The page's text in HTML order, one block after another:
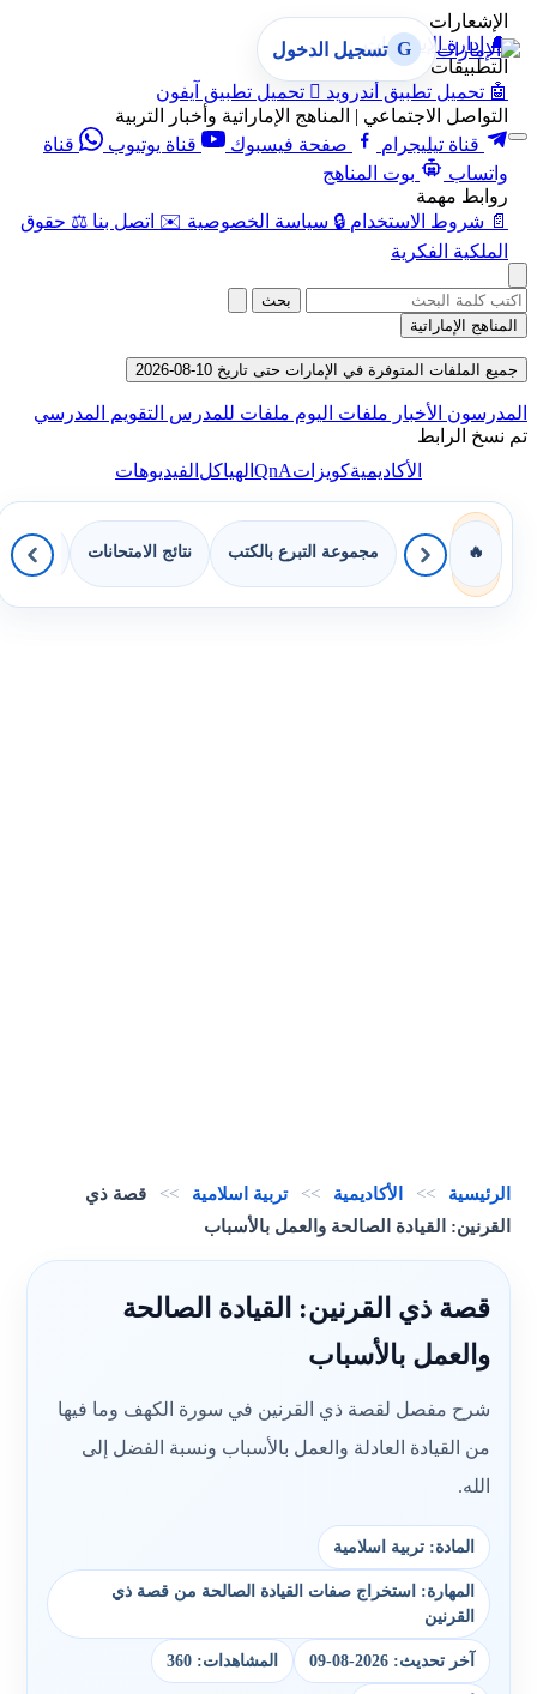
الإشعارات
🔔 إدارة الإشعارات
التطبيقات
🤖 تحميل تطبيق أندرويد  تحميل تطبيق آيفون
التواصل الاجتماعي | المناهج الإماراتية وأخبار التربية
قناة تيليجرام
صفحة فيسبوك قناة يوتيوب
قناة
واتساب
بوت المناهج
روابط مهمة
📄 شروط الاستخدام 🔒 سياسة الخصوصية ✉️ اتصل بنا ⚖️ حقوق
الملكية الفكرية
G تسجيل الدخول
بحث
المناهج الإماراتية
جميع الملفات المتوفرة في الإمارات حتى تاريخ 10-08-2026
المدرسون الأخبار ملفات اليوم ملفات للمدرس التقويم المدرسي
تم نسخ الرابط
الأكاديميةكويزاتQnAالهياكلالفيديوهات
🔥 مجموعة التبرع بالكتب نتائج الامتحانات
الرئيسية >> الأكاديمية >> تربية اسلامية >>
قصة ذي
القرنين: القيادة الصالحة والعمل بالأسباب
قصة ذي القرنين: القيادة الصالحة
والعمل بالأسباب
شرح مفصل لقصة ذي القرنين في سورة الكهف وما فيها
من القيادة العادلة والعمل بالأسباب ونسبة الفضل إلى
الله.
المادة: تربية اسلامية
المهارة: استخراج صفات القيادة الصالحة من قصة ذي
القرنين
آخر تحديث: 2026-08-09 المشاهدات: 360